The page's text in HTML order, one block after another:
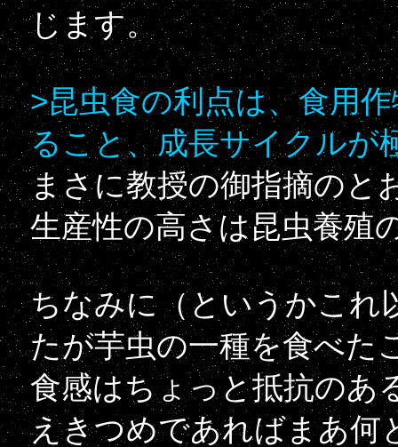
じます。
>昆虫食の利点は、食用
ること、成長サイクルが
まさに教授の御指摘のと
生産性の高さは昆虫養殖
ちなみに（というかこれ
たが芋虫の一種を食べた
食感はちょっと抵抗のあ
えきつめであればまあ何